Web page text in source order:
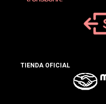
TIENDA OFICIAL